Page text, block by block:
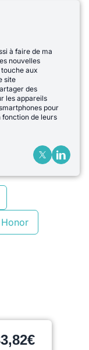
à faire de ma
nouvelles
aux
site
des
les appareils
pour
fonction de leurs
Honor